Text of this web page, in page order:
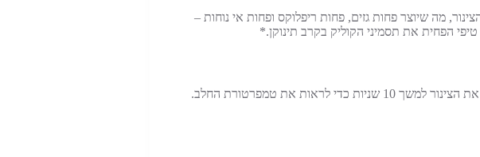
במעלה הצינור, מה שיוצר פחות גזים, פחות ריפלוקס ופחות אי נוחות –
צינור האוורור נגד קוליק מגיע עם פס חישת חום מובנה שנותן לך ביטחון נוסף שהחלב בטמפרטורה בטוחה לתינוק. טבלו את הצינור למשך 10 שניות כדי לראות את טמפרטורת החלב.